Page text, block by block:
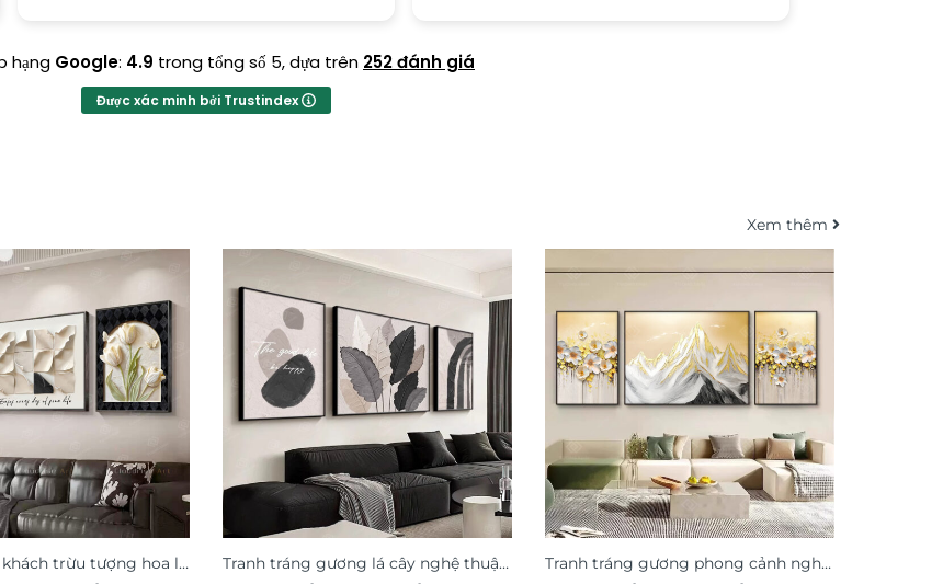
hạng Google: 4.9 trong tổng số 5,dựa trên 252 đánh giá
Được xác minh bởi Trustindex
Xem thêm
trừu tượng hoa lá
Tranh tráng gương lá cây nghệ thuật
Tranh tráng gương phong cảnh nghệ